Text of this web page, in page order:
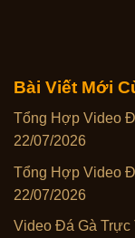
Bài Viết Mới
Tổng Hợp Video
22/07/2026
Tổng Hợp Video
22/07/2026
Video Đá Gà Trực